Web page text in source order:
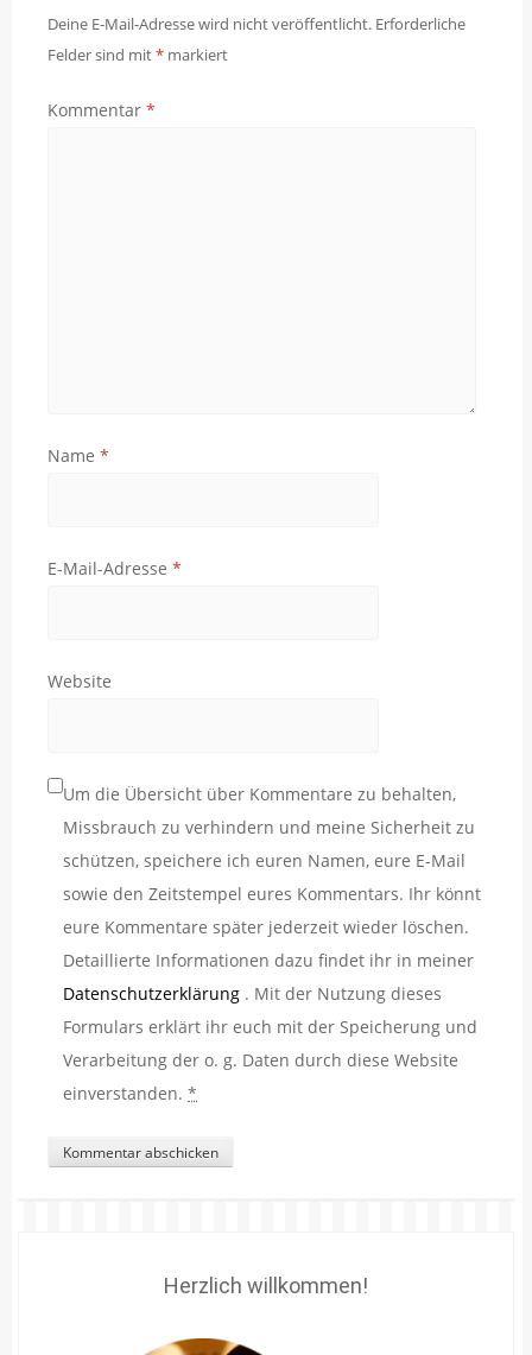
Deine E-Mail-Adresse wird nicht veröffentlicht. Erforderliche
Felder sind mit* markiert
Kommentar *
Name *
E-Mail-Adresse *
Website
Um die Übersicht über Kommentare zu behalten,
Missbrauch zu verhindern und meine Sicherheit zu
schützen, speichere ich euren Namen, eure E-Mail
sowie den Zeitstempel eures Kommentars. Ihr könnt
eure Kommentare später jederzeit wieder löschen.
Detaillierte Informationen dazu findet ihr in meiner
Datenschutzerklärung . Mit der Nutzung dieses
Formulars erklärt ihr euch mit der Speicherung und
Verarbeitung der o. g. Daten durch diese Website
einverstanden. *
Herzlich willkommen!